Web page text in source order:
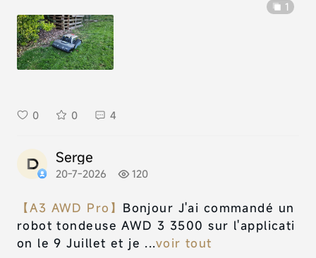
1
0 0 4
Serge
20-7-2026 120
【A3 AWD Pro】 Bonjour J'ai commandé un
robot tondeuse AWD 3 3500 sur l'applicati
on le 9 Juillet et je ...voir tout